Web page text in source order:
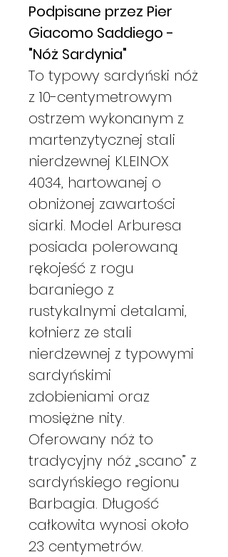
Podpisane przez Pier
Giacomo Saddiego -
"Nóż Sardynia"
To typowy sardyński nóż
z 10-centymetrowym
ostrzem wykonanym z
martenzytycznej stali
nierdzewnej KLEINOX
4034, hartowanej o
obniżonej zawartości
siarki. Model Arburesa
posiada polerowaną
rękojeść z rogu
baraniego z
rustykalnymi detalami,
kołnierz ze stali
nierdzewnej z typowymi
sardyńskimi
zdobieniami oraz
mosiężne nity.
Oferowany nóż to
tradycyjny nóż „scano” z
sardyńskiego regionu
Barbagia. Długość
całkowita wynosi około
23 centymetrów.